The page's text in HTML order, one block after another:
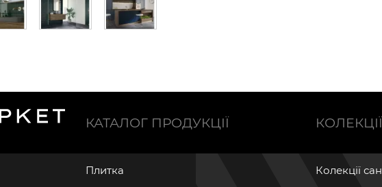
КАТАЛОГ ПРОДУКЦІЇ
Плитка
КОЛЕКЦІЇ
Колекції